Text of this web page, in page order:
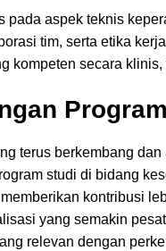
pada aspek teknis
tim, serta etika
kompeten secara
terus berkembang
studi di bidang
kontribusi
yang semakin
relevan dengan